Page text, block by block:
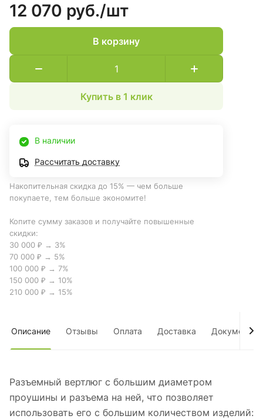
12 070 руб./шт
В корзину
Купить в 1 клик
В наличии
Рассчитать доставку
Накопительная скидка до 15% — чем больше
покупаете, тем больше экономите!
Копите сумму заказов и получайте повышенные
скидки:
30 000 ₽ → 3%
70 000 ₽ → 5%
100 000 ₽ → 7%
150 000 ₽ → 10%
210 000 ₽ → 15%
Описание Отзывы Оплата Доставка Документы
Разъемный вертлюг с большим диаметром
проушины и разъема на ней, что позволяет
использовать его с большим количеством изделий: